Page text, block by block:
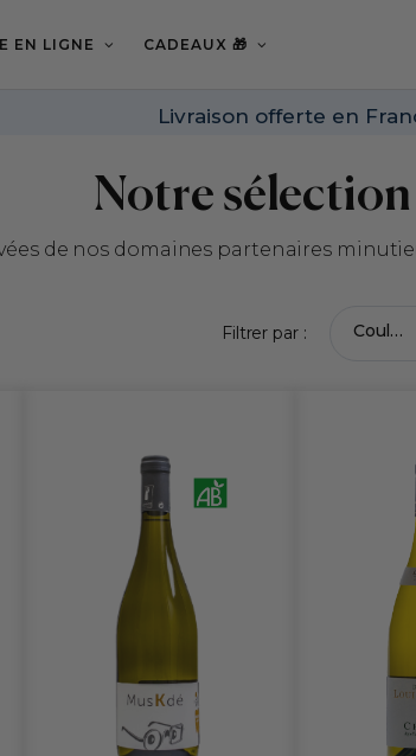
EN LIGNE CADEAUX 🎁
Livraison offerte en
Notre sélection
de nos domaines partenaires
Filtrer par :